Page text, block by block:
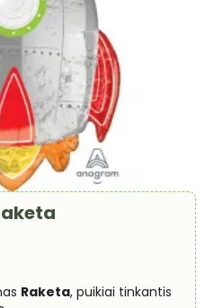
Raketa, puikiai tinkantis